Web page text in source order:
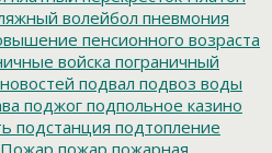
волейбол пневмония
пенсионного возраста
войска пограничный
подвал подвоз воды
поджог подпольное казино
подстанция подтопление
Пожар пожар пожарная